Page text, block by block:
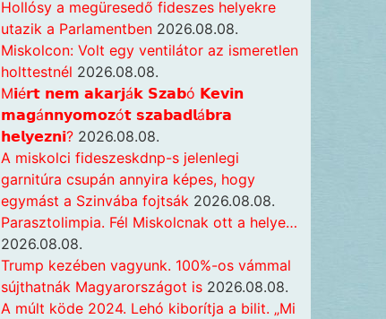
Hollósy a megüresedő fideszes helyekre
utazik a Parlamentben 2026.08.08.
Miskolcon: Volt egy ventilátor az ismeretlen
holttestnél 2026.08.08.
M𝗶é𝗿𝘁 𝗻𝗲𝗺 𝗮𝗸𝗮𝗿𝗷á𝗸 𝗦𝘇𝗮𝗯ó 𝗞𝗲𝘃𝗶𝗻
𝗺𝗮𝗴á𝗻𝗻𝘆𝗼𝗺𝗼𝘇ó𝘁 𝘀𝘇𝗮𝗯𝗮𝗱𝗹á𝗯𝗿𝗮
𝗵𝗲𝗹𝘆𝗲𝘇𝗻𝗶? 2026.08.08.
A miskolci fideszeskdnp-s jelenlegi
garnitúra csupán annyira képes, hogy
egymást a Szinvába fojtsák 2026.08.08.
Parasztolimpia. Fél Miskolcnak ott a helye…
2026.08.08.
Trump kezében vagyunk. 100%-os vámmal
sújthatnák Magyarországot is 2026.08.08.
A múlt köde 2024. Lehó kiborítja a bilit. „Mi